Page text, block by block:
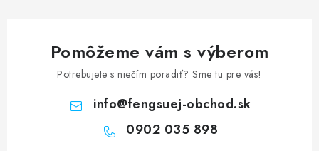
Pomôžeme vám s výberom
Potrebujete s niečím poradiť? Sme tu pre vás!
info@fengsuej-obchod.sk
0902 035 898